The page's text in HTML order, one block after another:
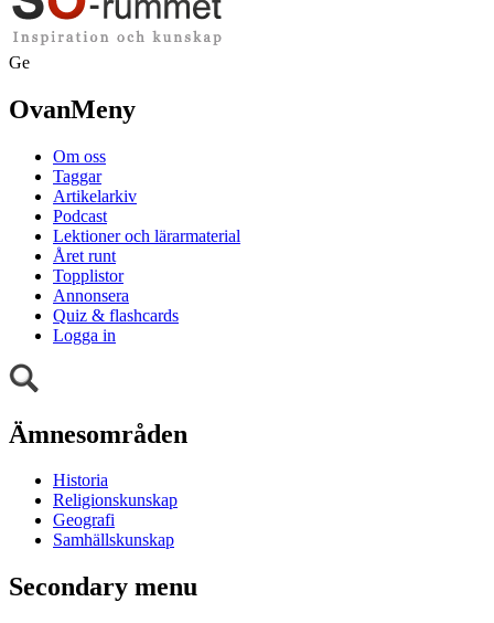
Ge
OvanMeny
Om oss
Taggar
Artikelarkiv
Podcast
Lektioner och lärarmaterial
Året runt
Topplistor
Annonsera
Quiz & flashcards
Logga in
Ämnesområden
Historia
Religionskunskap
Geografi
Samhällskunskap
Secondary menu